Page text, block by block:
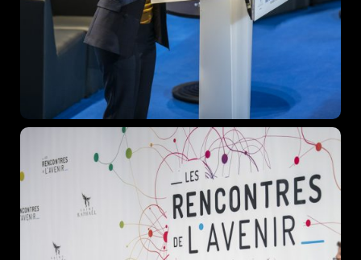
Schedules
Speakers
About